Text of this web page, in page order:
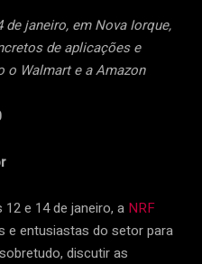
de janeiro, em Nova Iorque,
de aplicações e
o Walmart e a Amazon
e 14 de janeiro, a NRF
e entusiastas do setor para
discutir as